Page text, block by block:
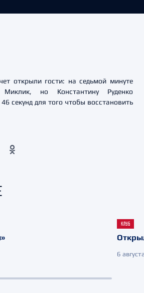
открыли гости: на седьмой минуте
но Константину Руденко
секунд для того чтобы восстановить
КЛУБ
6